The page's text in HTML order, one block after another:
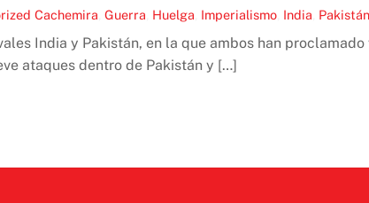
Cachemira Guerra Huelga Imperialismo India Pakistán
India y Pakistán, en la que ambos han
ataques dentro de Pakistán y […]